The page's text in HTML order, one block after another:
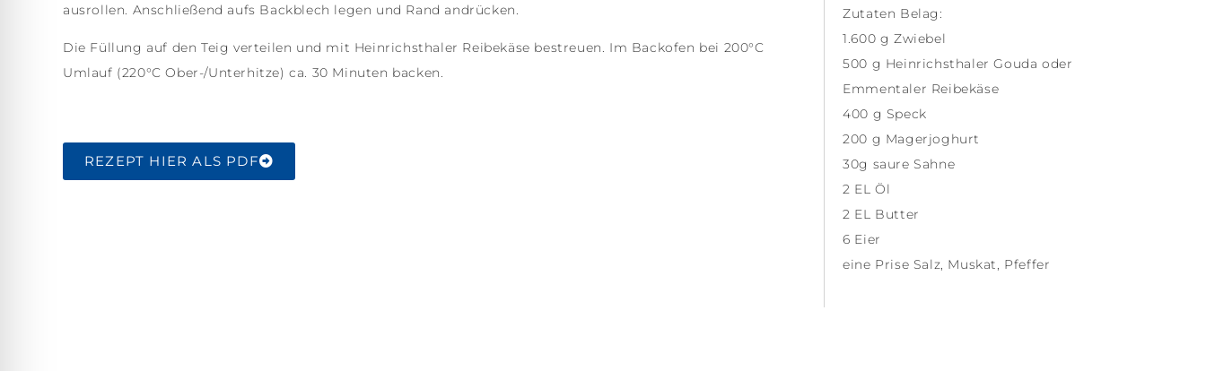
ausrollen. Anschließend aufs Backblech legen und Rand andrücken.
Die Füllung auf den Teig verteilen und mit Heinrichsthaler Reibekäse bestreuen. Im Backofen bei 200°C
Umlauf (220°C Ober-/Unterhitze) ca. 30 Minuten backen.
REZEPT HIER ALS PDF
Zutaten Belag:
1.600 g Zwiebel
500 g Heinrichsthaler Gouda oder
Emmentaler Reibekäse
400 g Speck
200 g Magerjoghurt
30g saure Sahne
2 EL Öl
2 EL Butter
6 Eier
eine Prise Salz, Muskat, Pfeffer